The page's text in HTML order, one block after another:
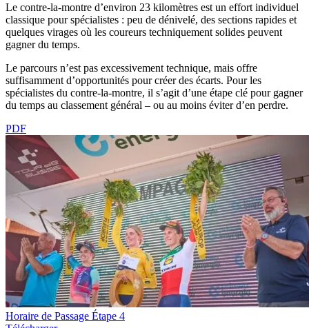
Le contre-la-montre d’environ 23 kilomètres est un effort individuel
classique pour spécialistes : peu de dénivelé, des sections rapides et
quelques virages où les coureurs techniquement solides peuvent
gagner du temps.
Le parcours n’est pas excessivement technique, mais offre
suffisamment d’opportunités pour créer des écarts. Pour les
spécialistes du contre-la-montre, il s’agit d’une étape clé pour gagner
du temps au classement général – ou au moins éviter d’en perdre.
PDF
Horaire de Passage Étape 4